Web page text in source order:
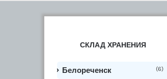
СКЛАД ХРАНЕНИЯ
Белореченск (6)